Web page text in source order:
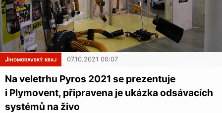
Jihomoravský kraj 07.10.2021 00:07
Na veletrhu Pyros 2021 se prezentuje
i Plymovent, připravena je ukázka odsávacích
systémů na živo